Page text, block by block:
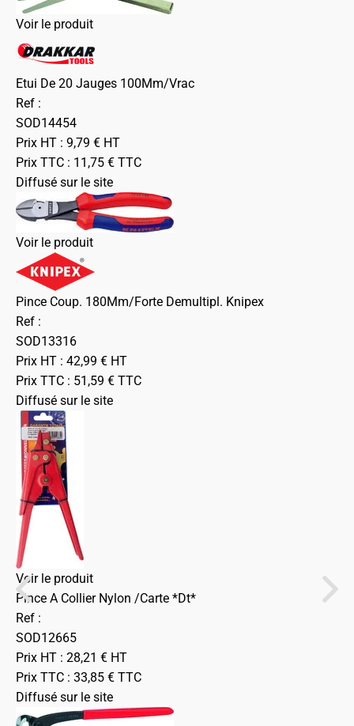
Voir le produit
Etui De 20 Jauges 100Mm/Vrac
Ref :
SOD14454
Prix HT : 9,79 € HT
Prix TTC : 11,75 € TTC
Diffusé sur le site
Voir le produit
Pince Coup. 180Mm/Forte Demultipl. Knipex
Ref :
SOD13316
Prix HT : 42,99 € HT
Prix TTC : 51,59 € TTC
Diffusé sur le site
Voir le produit
Pince A Collier Nylon /Carte *Dt*
Ref :
SOD12665
Prix HT : 28,21 € HT
Prix TTC : 33,85 € TTC
Diffusé sur le site